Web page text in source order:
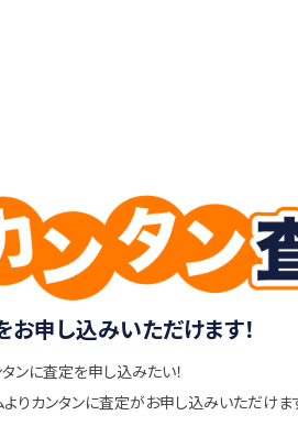
お申し込みいただけます！
ンに査定を申し込みたい！
りカンタンに査定がお申し込みいただけま